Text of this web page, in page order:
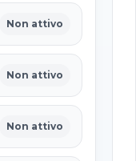
Non attivo
Non attivo
Non attivo